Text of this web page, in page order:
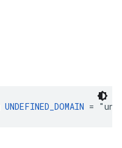
UNDEFINED_DOMAIN =